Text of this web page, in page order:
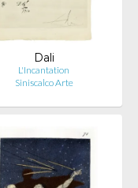
Dali
L'Incantation
Siniscalco Arte